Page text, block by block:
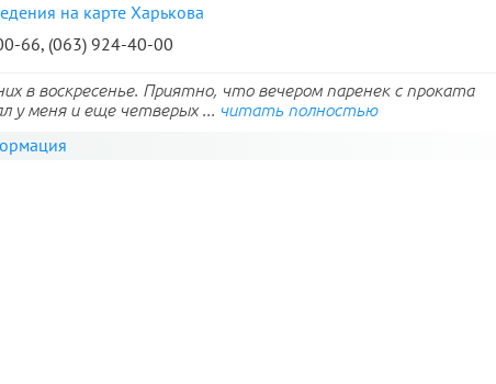
на карте Харькова
66, (063) 924-40-00
в воскресенье. Приятно, что вечером паренек с проката
у меня и еще четверых ... читать полностью